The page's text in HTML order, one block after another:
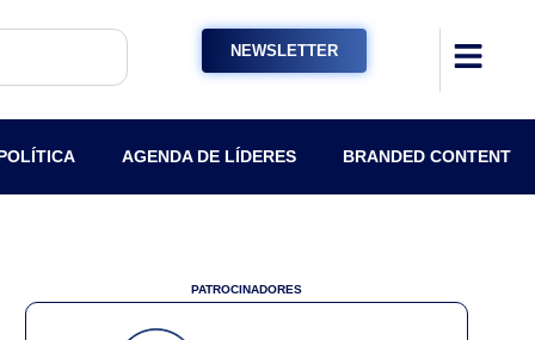
NEWSLETTER
AGENDA DE LÍDERES BRANDED CONTENT
PATROCINADORES